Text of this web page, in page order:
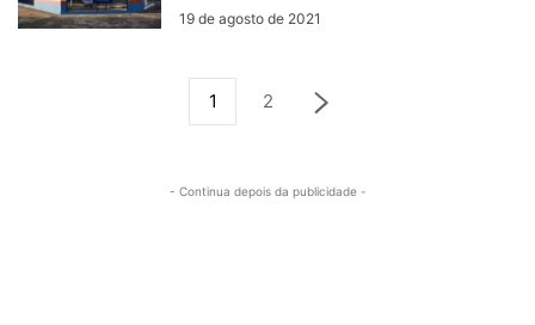
19 de agosto de 2021
1 2
- Continua depois da publicidade -